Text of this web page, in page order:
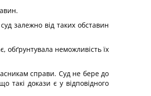
залежно від таких обставин
обґрунтувала неможливість їх
справи. Суд не бере до
такі докази є у відповідного